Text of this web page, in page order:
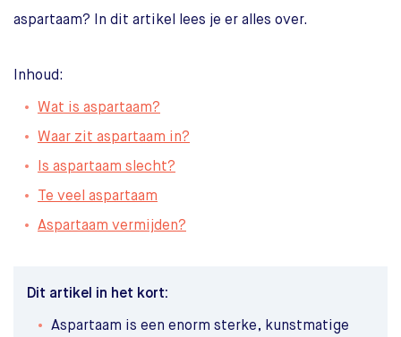
aspartaam? In dit artikel lees je er alles over.
Inhoud:
Wat is aspartaam?
Waar zit aspartaam in?
Is aspartaam slecht?
Te veel aspartaam
Aspartaam vermijden?
Dit artikel in het kort:
Aspartaam is een enorm sterke, kunstmatige